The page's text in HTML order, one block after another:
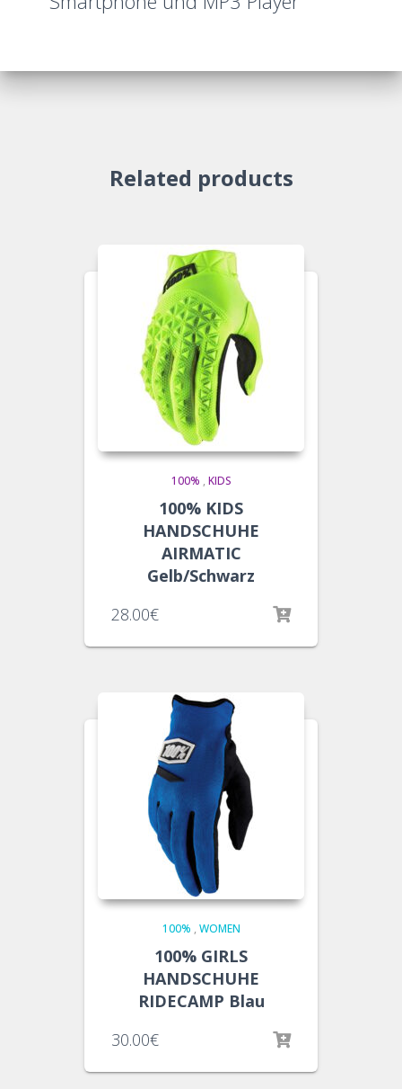
Related products
100% , KIDS
100% KIDS
HANDSCHUHE
AIRMATIC
Gelb/Schwarz
28.00€
100% , WOMEN
100% GIRLS
HANDSCHUHE
RIDECAMP Blau
30.00€